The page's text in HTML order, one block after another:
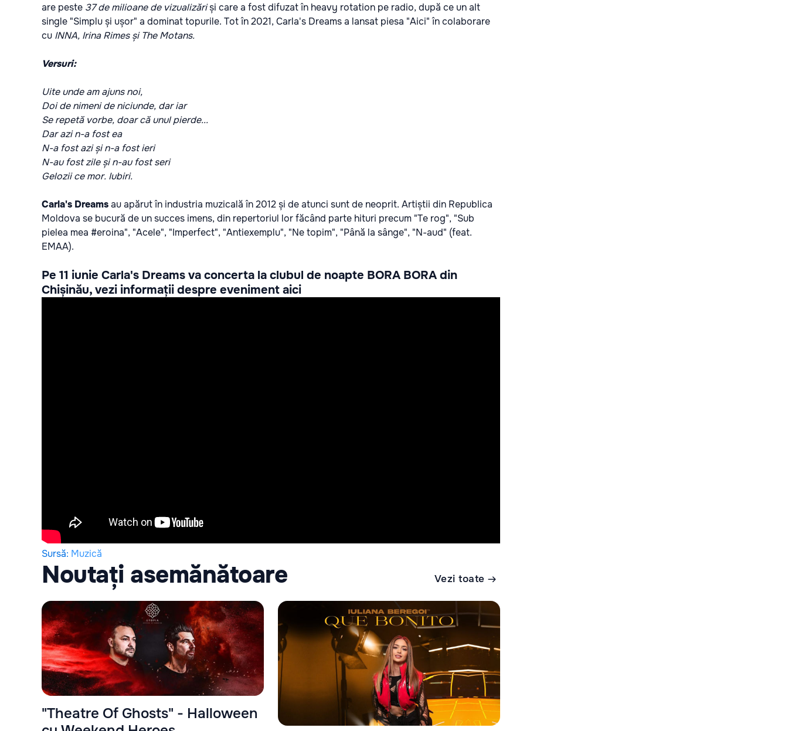
are peste 37 de milioane de vizualizăriși care a fost difuzat în heavy rotation pe radio, după ce un alt
single "Simplu și ușor" a dominat topurile. Tot în 2021, Carla's Dreams a lansat piesa "Aici" în colaborare
cu INNA, Irina Rimes și The Motans.
Versuri:
Uite unde am ajuns noi,
Doi de nimeni de niciunde, dar iar
Se repetă vorbe, doar că unul pierde...
Dar azi n-a fost ea
N-a fost azi și n-a fost ieri
N-au fost zile și n-au fost seri
Gelozii ce mor. Iubiri.
Carla's Dreamsau apărut în industria muzicală în 2012 și de atunci sunt de neoprit. Artiștii din Republica
Moldova se bucură de un succes imens, din repertoriul lor făcând parte hituri precum "Te rog", "Sub
pielea mea #eroina", "Acele", "Imperfect", "Antiexemplu", "Ne topim", "Până la sânge", "N-aud" (feat.
EMAA).
Pe 11 iunie Carla's Dreams va concerta la clubul de noapte BORA BORA din
Chișinău, vezi informații despre eveniment aici
Sursă: Muzică
Noutați asemănătoare Vezi toate
"Theatre Of Ghosts" - Halloween